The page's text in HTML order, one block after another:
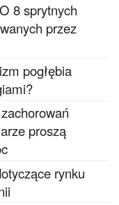
8 sprytnych
przez
pogłębia
proszą
rynku